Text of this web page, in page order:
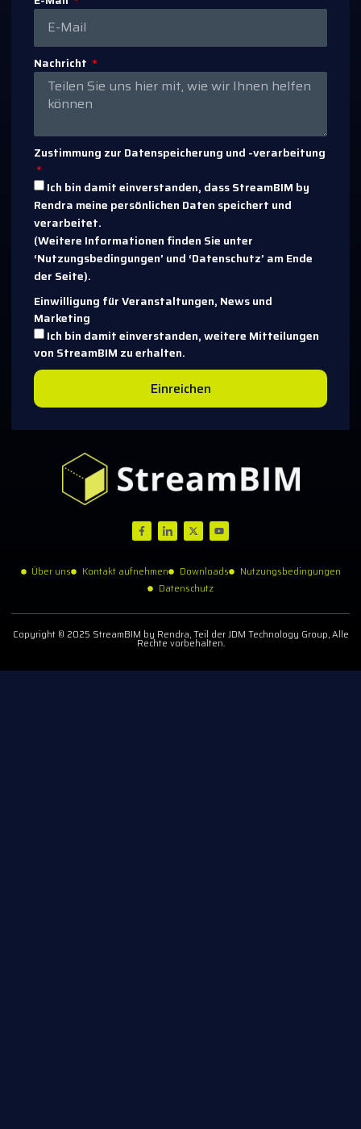
Nachricht
Zustimmung zur Datenspeicherung und -verarbeitung
Ich bin damit einverstanden, dass StreamBIM by
Rendra meine persönlichen Daten speichert und
verarbeitet.
(Weitere Informationen finden Sie unter
‘Nutzungsbedingungen’ und ‘Datenschutz’ am Ende
der Seite).
Einwilligung für Veranstaltungen, News und
Marketing
Ich bin damit einverstanden, weitere Mitteilungen
von StreamBIM zu erhalten.
Einreichen
Über uns Kontakt aufnehmen Downloads
Nutzungsbedingungen
Datenschutz
Copyright © 2025 StreamBIM by Rendra, Teil der JDM Technology Group, Alle
Rechte vorbehalten.